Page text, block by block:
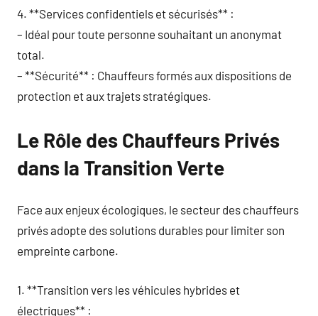
4. **Services confidentiels et sécurisés** :
– Idéal pour toute personne souhaitant un anonymat
total.
– **Sécurité** : Chauffeurs formés aux dispositions de
protection et aux trajets stratégiques.
Le Rôle des Chauffeurs Privés
dans la Transition Verte
Face aux enjeux écologiques, le secteur des chauffeurs
privés adopte des solutions durables pour limiter son
empreinte carbone.
1. **Transition vers les véhicules hybrides et
électriques** :